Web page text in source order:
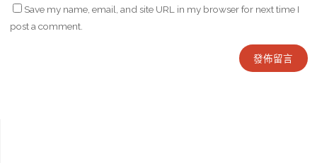
Save my name, email, and site URL in my browser for next time I
post a comment.